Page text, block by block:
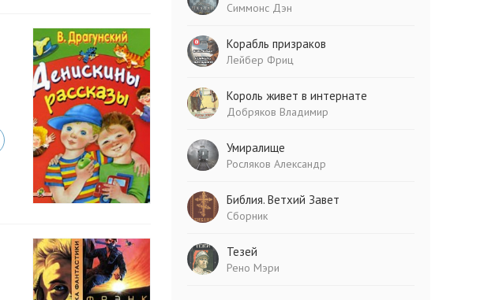
Симмонс Дэн
Корабль призраков
Лейбер Фриц
Король живет в интернате
Добряков Владимир
Умиралище
Росляков Александр
Библия. Ветхий Завет
Сборник
Тезей
Рено Мэри